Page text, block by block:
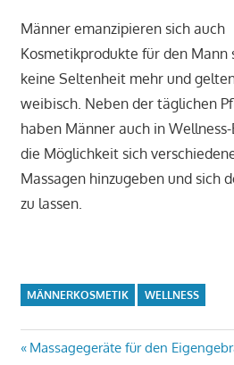
Männer emanzipieren sich auch
Kosmetikprodukte für den Mann
keine Seltenheit mehr und
weibisch. Neben der täglichen
haben Männer auch in
die Möglichkeit sich
Massagen hinzugeben und sich
zu lassen.
MÄNNERKOSMETIK WELLNESS
Beitrags-
Vorheriger
Massagegeräte für den